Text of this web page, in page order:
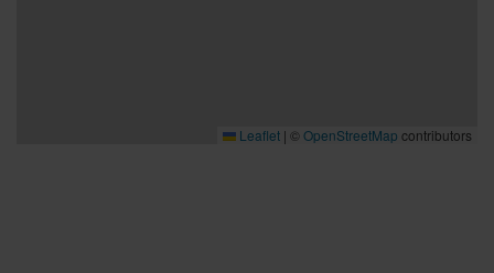
Leaflet | ©OpenStreetMap contributors